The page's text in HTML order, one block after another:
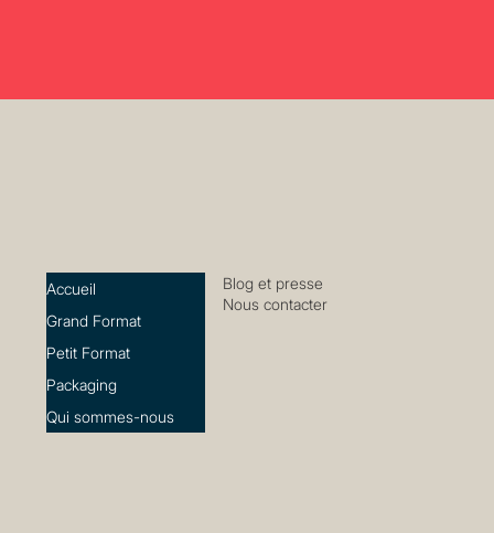
Accueil
Grand Format
Petit Format
Packaging
Qui sommes-nous
Blog et presse
Nous contacter